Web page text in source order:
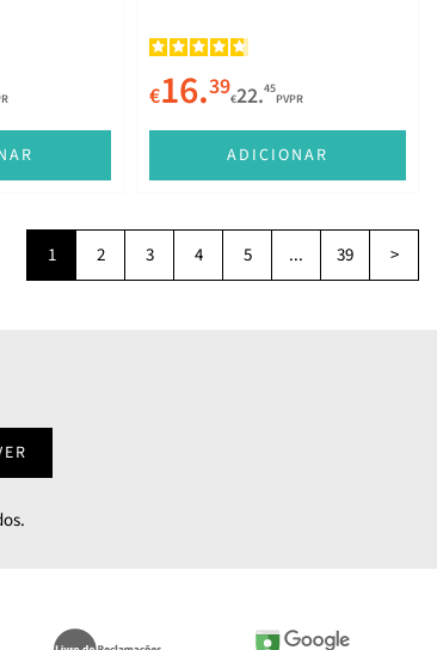
€16.39€22.45
PVPR
ADICIONAR
1 2 3 4 5 ... 39 >